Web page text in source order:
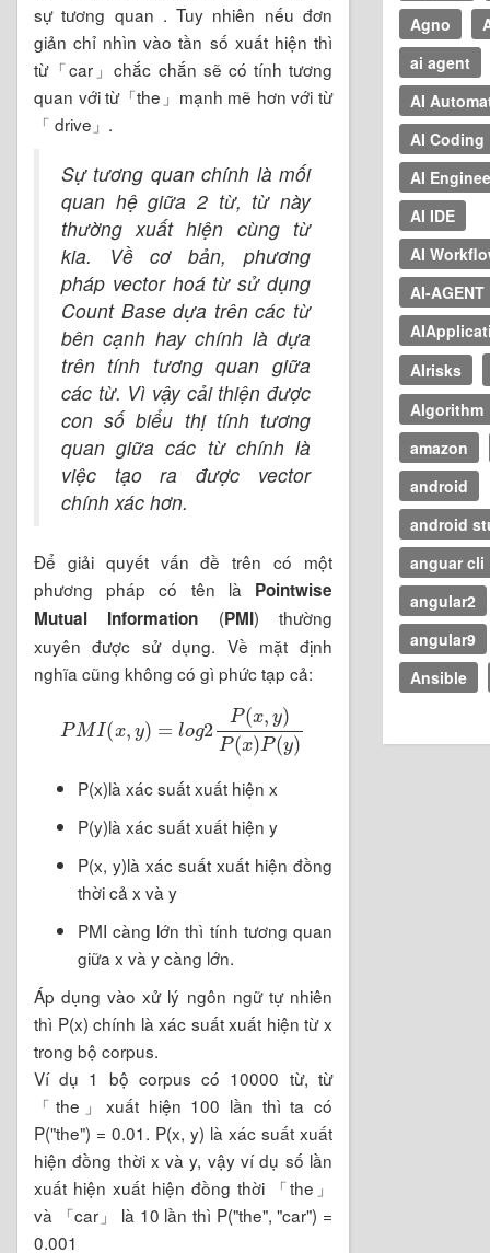
sự tương quan . Tuy nhiên nếu đơn
giản chỉ nhìn vào tần số xuất hiện thì
từ「car」chắc chắn sẽ có tính tương
quan với từ「the」mạnh mẽ hơn với từ
「 drive」.
Sự tương quan chính là mối
quan hệ giữa 2 từ, từ này
thường xuất hiện cùng từ
kia. Về cơ bản, phương
pháp vector hoá từ sử dụng
Count Base dựa trên các từ
bên cạnh hay chính là dựa
trên tính tương quan giữa
các từ. Vì vậy cải thiện được
con số biểu thị tính tương
quan giữa các từ chính là
việc tạo ra được vector
chính xác hơn.
Để giải quyết vấn đề trên có một
phương pháp có tên là Pointwise
Mutual Information (PMI) thường
xuyên được sử dụng. Về mặt định
nghĩa cũng không có gì phức tạp cả:
)P(x) P(
P(x)là xác suất xuất hiện x
P(y)là xác suất xuất hiện y
P(x, y)là xác suất xuất hiện đồng
thời cả x và y
PMI càng lớn thì tính tương quan
giữa x và y càng lớn.
Áp dụng vào xử lý ngôn ngữ tự nhiên
thì P(x) chính là xác suất xuất hiện từ x
trong bộ corpus.
Ví dụ 1 bộ corpus có 10000 từ, từ
「the」xuất hiện 100 lần thì ta có
P("the") = 0.01. P(x, y) là xác suất xuất
hiện đồng thời x và y, vậy ví dụ số lần
xuất hiện xuất hiện đồng thời 「the」
và 「car」 là 10 lần thì P("the", "car") =
0.001
Agno
ai agent
AI
AI Coding
AI
AI IDE
AI
AI-AGENT
AIrisks
Algorithm
amazon
android
android
anguar cli
angular2
angular9
Ansible